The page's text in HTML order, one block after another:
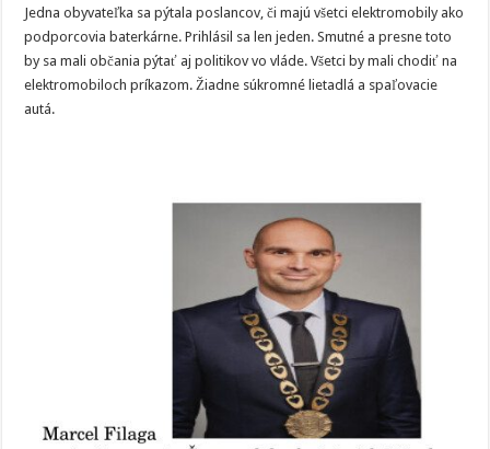
Jedna obyvateľka sa pýtala poslancov, či majú všetci elektromobily ako
podporcovia baterkárne. Prihlásil sa len jeden. Smutné a presne toto
by sa mali občania pýtať aj politikov vo vláde. Všetci by mali chodiť na
elektromobiloch príkazom. Žiadne súkromné lietadlá a spaľovacie
autá.